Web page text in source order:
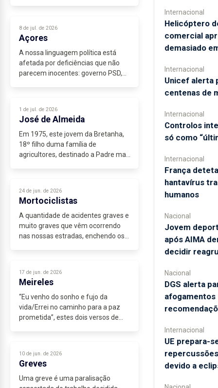
calejado o suficiente para não...
8 de jul. de 2026
Açores
A nossa linguagem política está
afetada por deficiências que não
parecem inocentes: governo PSD,
1 de jul. de 2026
José de Almeida
Em 1975, este jovem da Bretanha,
18º filho duma família de
agricultores, destinado a Padre mas
24 de jun. de 2026
Mortociclistas
A quantidade de acidentes graves e
muito graves que vêm ocorrendo
nas nossas estradas, enchendo os
17 de jun. de 2026
Meireles
“Eu venho do sonho e fujo da
vida/Errei no caminho para a paz
prometida”, estes dois versos de
10 de jun. de 2026
Greves
Uma greve é uma paralisação
Internacional
Helicóptero
comercial
demasiado
Internacional
Unicef alerta
centenas de
Internacional
Controlos
só como
Internacional
França
hantavírus
humanos
Nacional
Jovem
após AIMA
decidir
Nacional
DGS alerta
afogamentos
Internacional
UE prepara-
devido a